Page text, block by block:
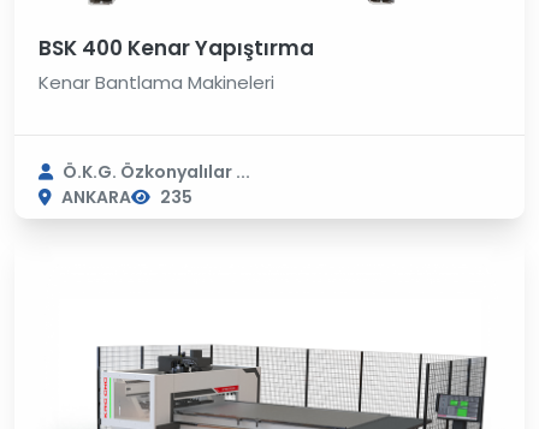
BSK 400 Kenar Yapıştırma
Kenar Bantlama Makineleri
Ö.K.G. Özkonyalılar ...
ANKARA
235